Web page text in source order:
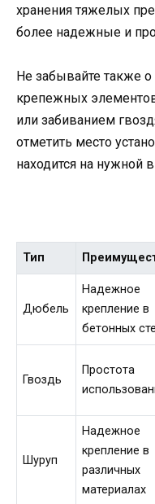
хранения тяжелых
более надежные и
Не забывайте также
крепежных
или забиванием
отметить место
находится на нужной
Тип
Дюбель
Надежное
крепление в
бетонных
Гвоздь
Простота
Шуруп
Надежное
крепление в
различных
материалах